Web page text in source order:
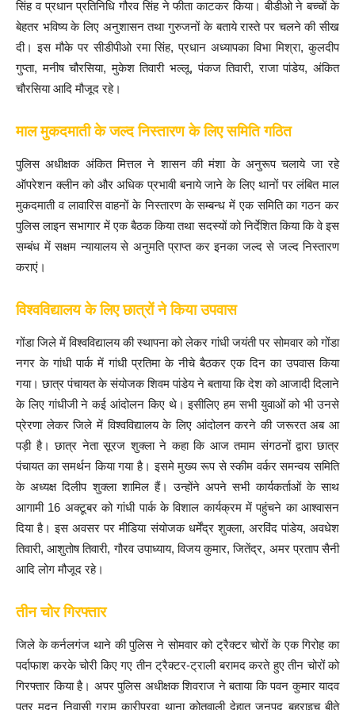
सिंह व प्रधान प्रतिनिधि गौरव सिंह ने फीता काटकर किया। बीडीओ ने बच्चों के
बेहतर भविष्य के लिए अनुशासन तथा गुरुजनों के बताये रास्ते पर चलने की सीख
दी। इस मौके पर सीडीपीओ रमा सिंह, प्रधान अध्यापका विभा मिश्रा, कुलदीप
गुप्ता, मनीष चौरसिया, मुकेश तिवारी भल्लू, पंकज तिवारी, राजा पांडेय, अंकित
चौरसिया आदि मौजूद रहे।
माल मुकदमाती के जल्द निस्तारण के लिए समिति गठित
पुलिस अधीक्षक अंकित मित्तल ने शासन की मंशा के अनुरूप चलाये जा रहे
ऑपरेशन क्लीन को और अधिक प्रभावी बनाये जाने के लिए थानों पर लंबित माल
मुकदमाती व लावारिस वाहनों के निस्तारण के सम्बन्ध में एक समिति का गठन कर
पुलिस लाइन सभागार में एक बैठक किया तथा सदस्यों को निर्देशित किया कि वे इस
सम्बंध में सक्षम न्यायालय से अनुमति प्राप्त कर इनका जल्द से जल्द निस्तारण
कराएं।
विश्वविद्यालय के लिए छात्रों ने किया उपवास
गोंडा जिले में विश्वविद्यालय की स्थापना को लेकर गांधी जयंती पर सोमवार को गोंडा
नगर के गांधी पार्क में गांधी प्रतिमा के नीचे बैठकर एक दिन का उपवास किया
गया। छात्र पंचायत के संयोजक शिवम पांडेय ने बताया कि देश को आजादी दिलाने
के लिए गांधीजी ने कई आंदोलन किए थे। इसीलिए हम सभी युवाओं को भी उनसे
प्रेरणा लेकर जिले में विश्वविद्यालय के लिए आंदोलन करने की जरूरत अब आ
पड़ी है। छात्र नेता सूरज शुक्ला ने कहा कि आज तमाम संगठनों द्वारा छात्र
पंचायत का समर्थन किया गया है। इसमे मुख्य रूप से स्कीम वर्कर समन्वय समिति
के अध्यक्ष दिलीप शुक्ला शामिल हैं। उन्होंने अपने सभी कार्यकर्ताओं के साथ
आगामी 16 अक्टूबर को गांधी पार्क के विशाल कार्यक्रम में पहुंचने का आश्वासन
दिया है। इस अवसर पर मीडिया संयोजक धर्मेंद्र शुक्ला, अरविंद पांडेय, अवधेश
तिवारी, आशुतोष तिवारी, गौरव उपाध्याय, विजय कुमार, जितेंद्र, अमर प्रताप सैनी
आदि लोग मौजूद रहे।
तीन चोर गिरफ्तार
जिले के कर्नलगंज थाने की पुलिस ने सोमवार को ट्रैक्टर चोरों के एक गिरोह का
पर्दाफाश करके चोरी किए गए तीन ट्रैक्टर-ट्राली बरामद करते हुए तीन चोरों को
गिरफ्तार किया है। अपर पुलिस अधीक्षक शिवराज ने बताया कि पवन कुमार यादव
पुत्र मदन निवासी ग्राम कारीपुरवा थाना कोतवाली देहात जनपद बहराइच बीते